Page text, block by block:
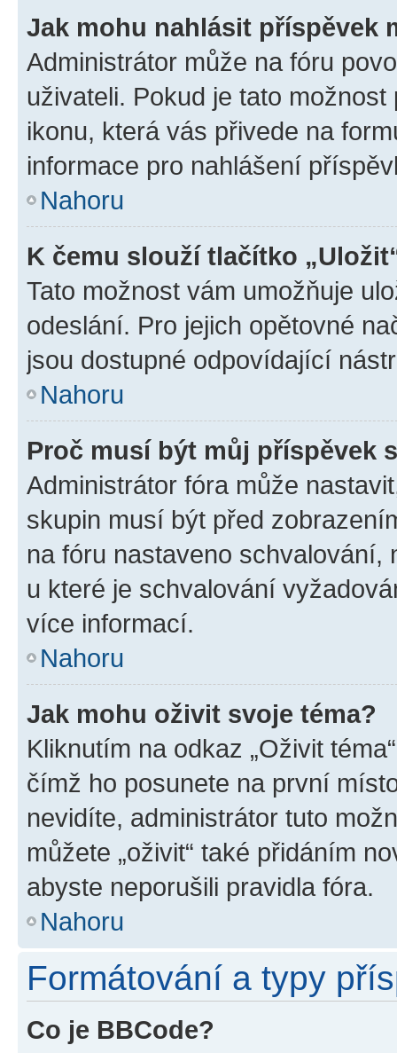
Jak mohu nahlásit příspěvek
Administrátor může na fóru
uživateli. Pokud je tato
ikonu, která vás přivede na
informace pro nahlášení
Nahoru
K čemu slouží tlačítko
Tato možnost vám umožňuje
odeslání. Pro jejich opětovné
jsou dostupné odpovídající
Nahoru
Proč musí být můj příspěvek
Administrátor fóra může
skupin musí být před
na fóru nastaveno schvalování,
u které je schvalování
více informací.
Nahoru
Jak mohu oživit svoje téma?
Kliknutím na odkaz „Oživit
čímž ho posunete na první
nevidíte, administrátor tuto
můžete „oživit“ také přidáním
abyste neporušili pravidla fóra.
Nahoru
Formátování a typy
Co je BBCode?